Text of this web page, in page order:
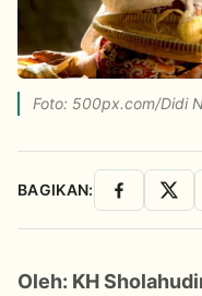
Foto: 500px.com/Didi
BAGIKAN: Facebook
X
Oleh: KH